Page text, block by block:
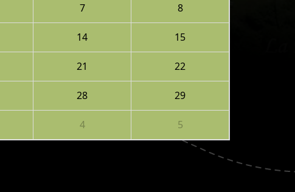
7 8
14 15
21 22
28 29
4 5